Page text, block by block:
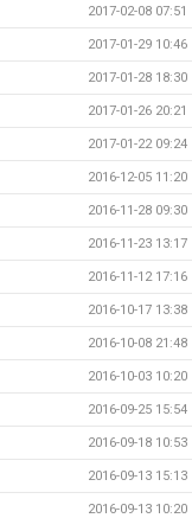
2017-02-08 07:51
2017-01-29 10:46
2017-01-28 18:30
2017-01-26 20:21
2017-01-22 09:24
2016-12-05 11:20
2016-11-28 09:30
2016-11-23 13:17
2016-11-12 17:16
2016-10-17 13:38
2016-10-08 21:48
2016-10-03 10:20
2016-09-25 15:54
2016-09-18 10:53
2016-09-13 15:13
2016-09-13 10:20